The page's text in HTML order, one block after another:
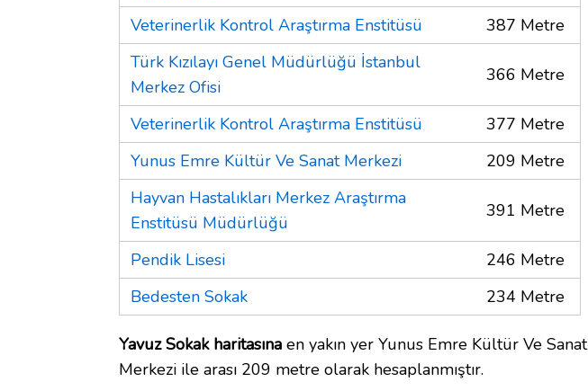
Veterinerlik Kontrol Araştırma Enstitüsü
387 Metre
Türk Kızılayı Genel Müdürlüğü İstanbul
Merkez Ofisi
366 Metre
Veterinerlik Kontrol Araştırma Enstitüsü
377 Metre
Yunus Emre Kültür Ve Sanat Merkezi
209 Metre
Hayvan Hastalıkları Merkez Araştırma
Enstitüsü Müdürlüğü
391 Metre
Pendik Lisesi
246 Metre
Bedesten Sokak
234 Metre
Yavuz Sokak haritasına en yakın yer Yunus Emre Kültür Ve Sanat
Merkezi ile arası 209 metre olarak hesaplanmıştır.